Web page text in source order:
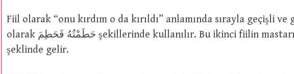
Fiil olarak “onu kırdım o da kırıldı” anlamında sırayla geçişli ve
olarak حَطَمْتُهُ فَحَطِمَ şekillerinde kullanılır. Bu ikinci fiilin mastarı حَطَمٌ
şeklinde gelir.